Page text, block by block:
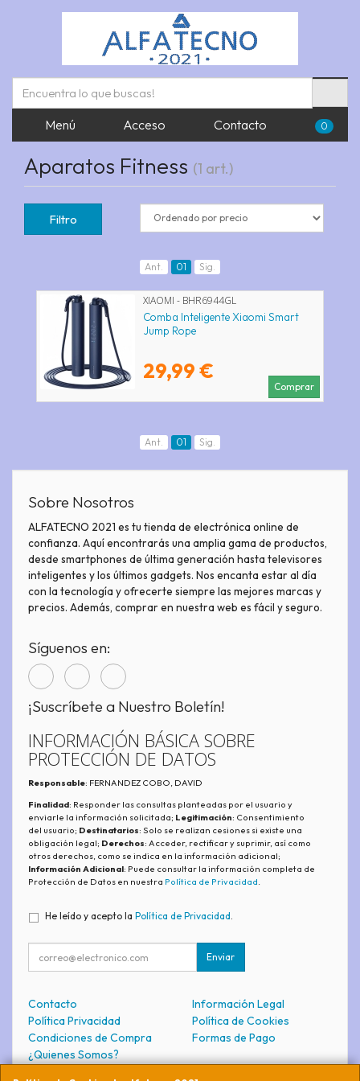
Menú Acceso Contacto 0
Aparatos Fitness (1 art.)
Filtro
Ant. 01 Sig.
XIAOMI - BHR6944GL
Comba Inteligente Xiaomi Smart
Jump Rope
29,99 €
Comprar
Ant. 01 Sig.
Sobre Nosotros
ALFATECNO 2021 es tu tienda de electrónica online de
confianza. Aquí encontrarás una amplia gama de productos,
desde smartphones de última generación hasta televisores
inteligentes y los últimos gadgets. Nos encanta estar al día
con la tecnología y ofrecerte siempre las mejores marcas y
precios. Además, comprar en nuestra web es fácil y seguro.
Síguenos en:
¡Suscríbete a Nuestro Boletín!
INFORMACIÓN BÁSICA SOBRE
PROTECCIÓN DE DATOS
Responsable: FERNANDEZ COBO, DAVID
Finalidad: Responder las consultas planteadas por el usuario y
enviarle la información solicitada; Legitimación: Consentimiento
del usuario; Destinatarios: Solo se realizan cesiones si existe una
obligación legal; Derechos: Acceder, rectificar y suprimir, así como
otros derechos, como se indica en la información adicional;
Información Adicional: Puede consultar la información completa de
Protección de Datos en nuestra Política de Privacidad.
He leído y acepto la Política de Privacidad.
Enviar
Contacto
Información Legal
Política Privacidad
Política de Cookies
Condiciones de Compra
Formas de Pago
¿Quienes Somos?